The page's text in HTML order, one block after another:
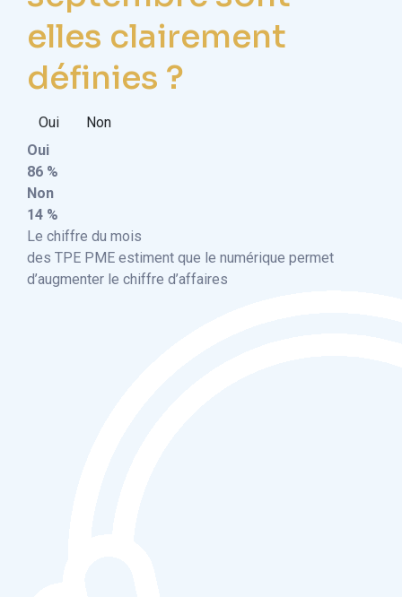
elles clairement
définies ?
Oui
Non
Oui
86 %
Non
14 %
Le chiffre du mois
des TPE PME estiment que le numérique permet
d’augmenter le chiffre d’affaires